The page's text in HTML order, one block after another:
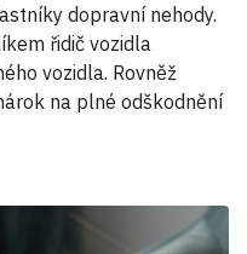
dopravní nehody.
řidič vozidla
vozidla. Rovněž
na plné odškodnění